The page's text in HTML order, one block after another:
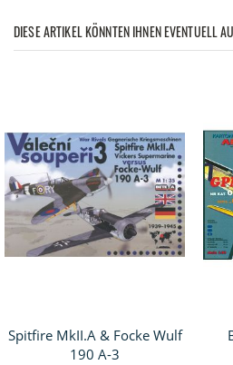
DIESE ARTIKEL KÖNNTEN IHNEN EVENTUELL
Spitfire MkII.A & Focke Wulf
190 A-3